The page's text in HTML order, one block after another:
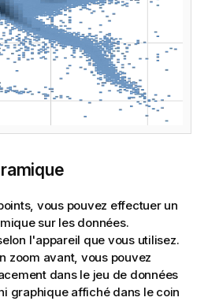
vous pouvez effectuer un
sur les données.
l'appareil que vous utilisez.
zoom avant, vous pouvez
dans le jeu de données
graphique affiché dans le coin